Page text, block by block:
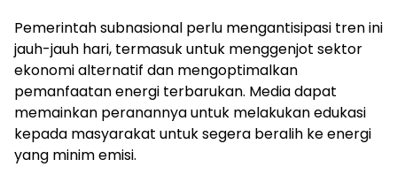
Pemerintah subnasional perlu mengantisipasi tren ini
jauh-jauh hari, termasuk untuk menggenjot sektor
ekonomi alternatif dan mengoptimalkan
pemanfaatan energi terbarukan. Media dapat
memainkan peranannya untuk melakukan edukasi
kepada masyarakat untuk segera beralih ke energi
yang minim emisi.